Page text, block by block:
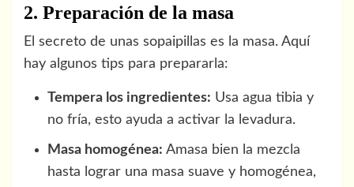
2. Preparación de la masa
El secreto de unas sopaipillas es la masa. Aquí
hay algunos tips para prepararla:
Tempera los ingredientes: Usa agua tibia y
no fría, esto ayuda a activar la levadura.
Masa homogénea: Amasa bien la mezcla
hasta lograr una masa suave y homogénea,